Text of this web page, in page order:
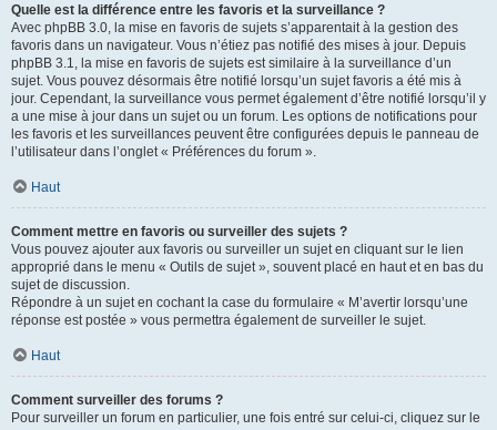
Quelle est la différence entre les favoris et la surveillance ?
Avec phpBB 3.0, la mise en favoris de sujets s’apparentait à la gestion des
favoris dans un navigateur. Vous n’étiez pas notifié des mises à jour. Depuis
phpBB 3.1, la mise en favoris de sujets est similaire à la surveillance d’un
sujet. Vous pouvez désormais être notifié lorsqu’un sujet favoris a été mis à
jour. Cependant, la surveillance vous permet également d’être notifié lorsqu’il y
a une mise à jour dans un sujet ou un forum. Les options de notifications pour
les favoris et les surveillances peuvent être configurées depuis le panneau de
l’utilisateur dans l’onglet « Préférences du forum ».
Haut
Comment mettre en favoris ou surveiller des sujets ?
Vous pouvez ajouter aux favoris ou surveiller un sujet en cliquant sur le lien
approprié dans le menu « Outils de sujet », souvent placé en haut et en bas du
sujet de discussion.
Répondre à un sujet en cochant la case du formulaire « M’avertir lorsqu’une
réponse est postée » vous permettra également de surveiller le sujet.
Haut
Comment surveiller des forums ?
Pour surveiller un forum en particulier, une fois entré sur celui-ci, cliquez sur le